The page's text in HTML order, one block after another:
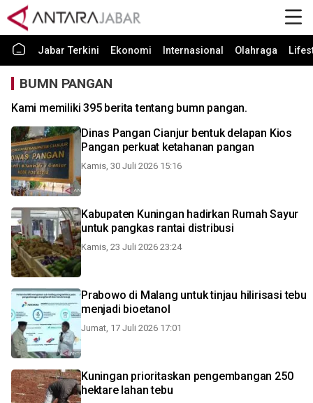
Jabar Terkini Ekonomi Internasional Olahraga
BUMN PANGAN
Kami memiliki 395 berita tentang bumn pangan.
Dinas Pangan Cianjur bentuk delapan Kios
Pangan perkuat ketahanan pangan
Kamis, 30 Juli 2026 15:16
Kabupaten Kuningan hadirkan Rumah Sayur
untuk pangkas rantai distribusi
Kamis, 23 Juli 2026 23:24
Prabowo di Malang untuk tinjau hilirisasi tebu
menjadi bioetanol
Jumat, 17 Juli 2026 17:01
Kuningan prioritaskan pengembangan 250
hektare lahan tebu